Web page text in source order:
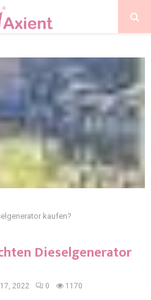
kaufen?
Dieselgenerator
2022 0 1170